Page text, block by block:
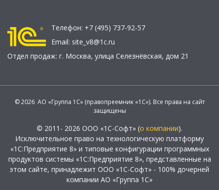
Телефон: +7 (495) 737-92-57
Email: site_v8@1c.ru
Отдел продаж: г. Москва, улица Селезнёвская, дом 21
© 2026 АО «Группа 1С» (правопреемник «1С»). Все права на сайт
защищены
© 2011- 2026 ООО «1С-Софт» (о компании).
Исключительное право на технологическую платформу
«1С:Предприятие 8» и типовые конфигурации программных
продуктов системы «1С:Предприятие 8», представленные на
этом сайте, принадлежит ООО «1С-Софт» - 100% дочерней
компании АО «Группа 1С»